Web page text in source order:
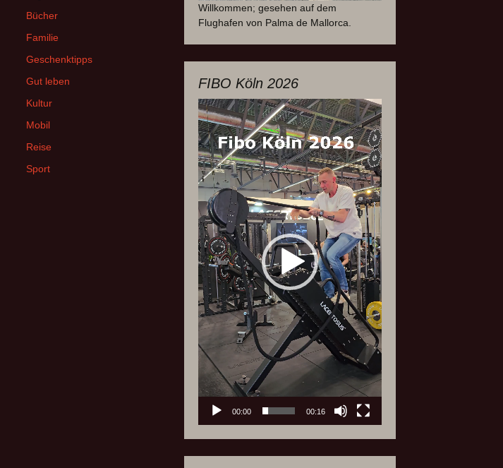
Willkommen; gesehen auf dem
Flughafen von Palma de Mallorca.
FIBO Köln 2026
Video-
Player
00:00 00:16
Bücher
Familie
Geschenktipps
Gut leben
Kultur
Mobil
Reise
Sport